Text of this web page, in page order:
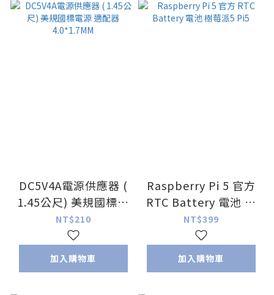
DC5V4A電源供應器 (
1.45公尺) 美規國標電
源 適配器 4.0*1.7MM
NT$210
加入購物車
Raspberry Pi 5 官方
RTC Battery 電池 樹
莓派5 Pi5
NT$399
加入購物車